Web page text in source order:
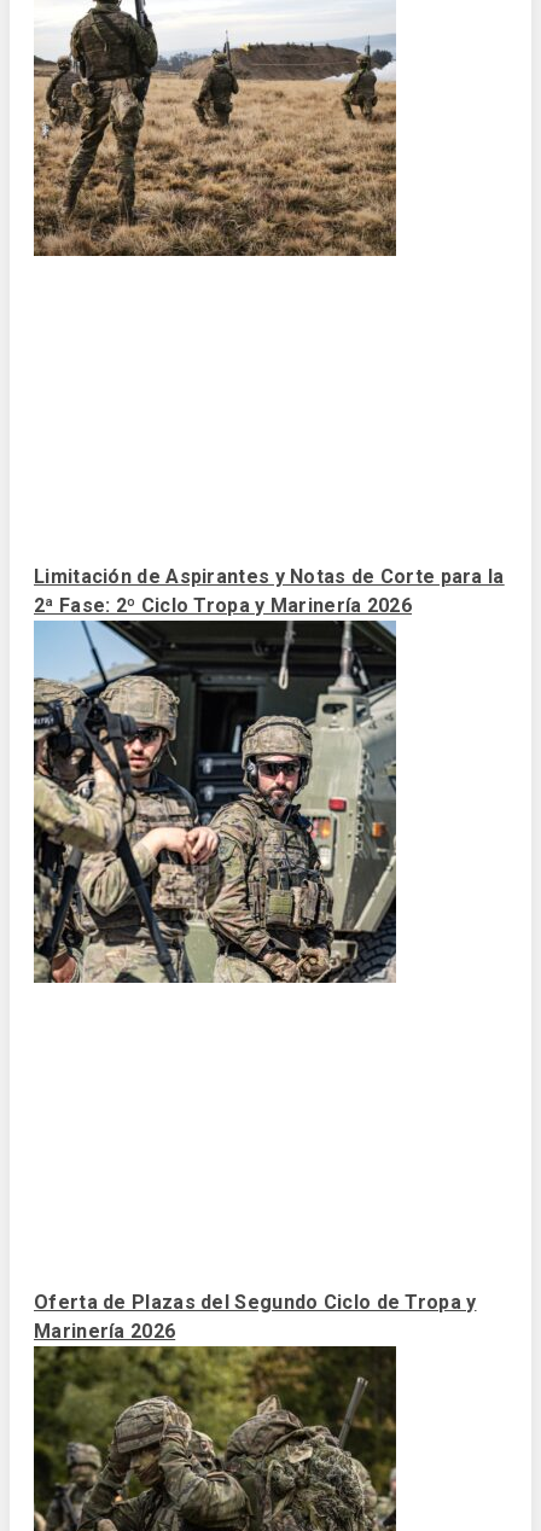
Limitación de Aspirantes y Notas de Corte para la
2ª Fase: 2º Ciclo Tropa y Marinería 2026
Oferta de Plazas del Segundo Ciclo de Tropa y
Marinería 2026